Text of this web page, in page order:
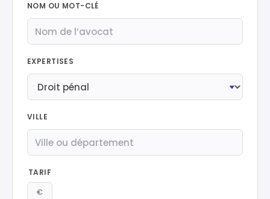
NOM OU MOT-CLÉ
EXPERTISES
VILLE
TARIF
€